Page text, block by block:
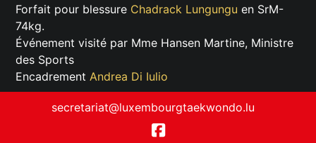
Forfait pour blessure Chadrack Lungungu en SrM-
74kg.
Événement visité par Mme Hansen Martine, Ministre
des Sports
Encadrement Andrea Di Iulio
secretariat@luxembourgtaekwondo.lu